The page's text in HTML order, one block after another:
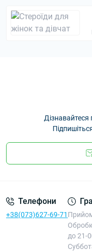
Телефони
+38(073)627-69-71
до 21-